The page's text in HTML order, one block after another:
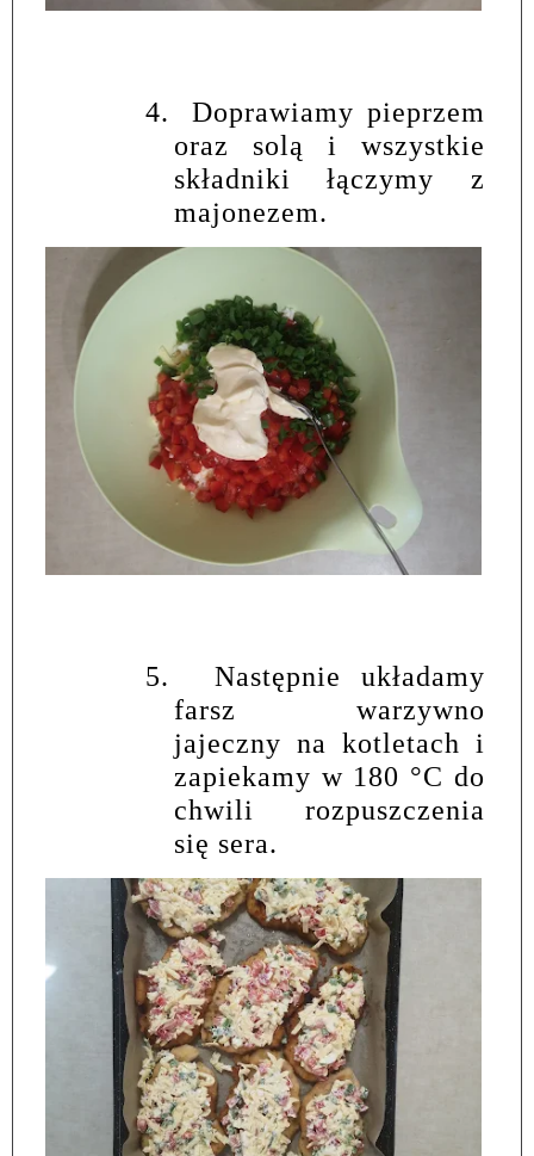
4.
Doprawiamy pieprzem
oraz solą i wszystkie
składniki łączymy z
majonezem.
5.
Następnie układamy
farsz warzywno
jajeczny na kotletach i
zapiekamy w 180 °C do
chwili rozpuszczenia
się sera.